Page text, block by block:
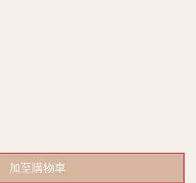
加至購物車